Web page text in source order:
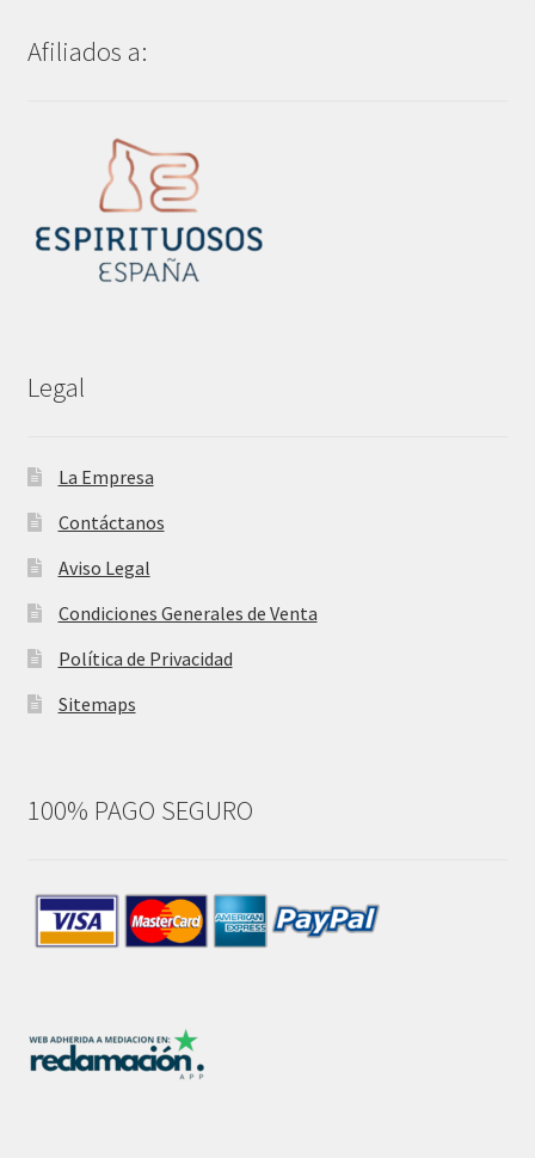
Afiliados a:
Legal
La Empresa
Contáctanos
Aviso Legal
Condiciones Generales de Venta
Política de Privacidad
Sitemaps
100% PAGO SEGURO